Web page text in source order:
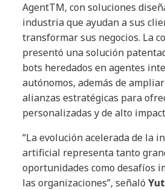
AgentTM, con soluciones
industria que ayudan a sus
transformar sus negocios. La
presentó una solución
bots heredados en agentes
autónomos, además de
alianzas estratégicas para
personalizadas y de alto
“La evolución acelerada de la
artificial representa tanto
oportunidades como desafíos
las organizaciones”, señaló